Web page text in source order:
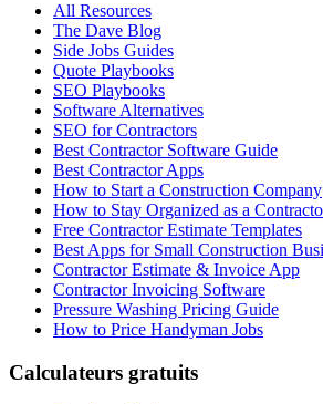
All Resources
The Dave Blog
Side Jobs Guides
Quote Playbooks
SEO Playbooks
Software Alternatives
SEO for Contractors
Best Contractor Software Guide
Best Contractor Apps
How to Start a Construction Company
How to Stay Organized as a
Free Contractor Estimate Templates
Best Apps for Small Construction
Contractor Estimate & Invoice App
Contractor Invoicing Software
Pressure Washing Pricing Guide
How to Price Handyman Jobs
Calculateurs gratuits